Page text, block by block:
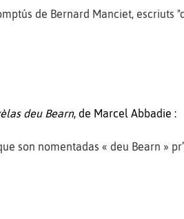
de Bernard Manciet, escriuts
deu Bearn, de Marcel Abbadie :
son nomentadas « deu Bearn »